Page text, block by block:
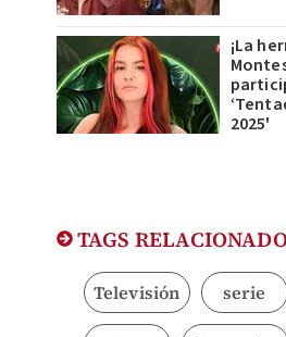
¡La
2025'
TAGS
Televisión serie